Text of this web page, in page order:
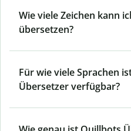
Wie viele Zeichen kann
übersetzen?
Für wie viele Sprachen
Übersetzer verfügbar?